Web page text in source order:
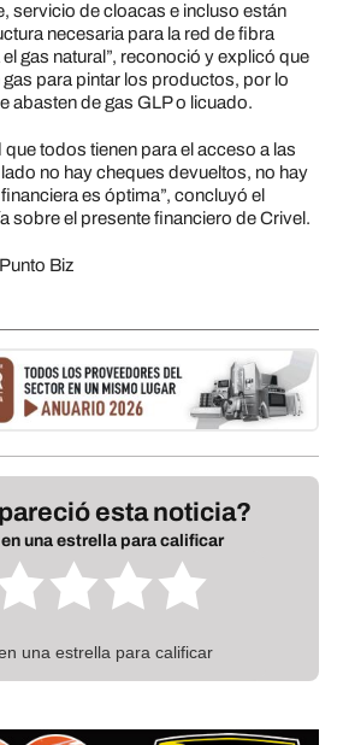
servicio de cloacas e incluso están
necesaria para la red de fibra
gas natural”, reconoció y explicó que
para pintar los productos, por lo
abasten de gas GLP o licuado.
que todos tienen para el acceso a las
no hay cheques devueltos, no hay
es óptima”, concluyó el
sobre el presente financiero de Crivel.
Biz
esta noticia?
una estrella para calificar
una estrella para calificar